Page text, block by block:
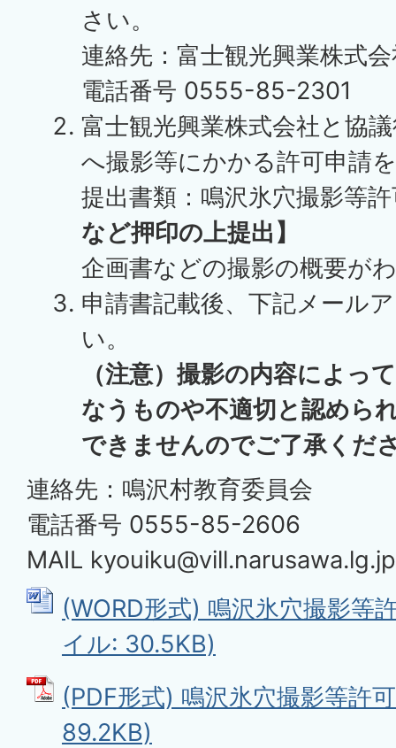
さい。
連絡先：富士観光興業株式
電話番号 0555-85-2301
富士観光興業株式会社と協
へ撮影等にかかる許可申請
提出書類：鳴沢氷穴撮影等
など押印の上提出】
企画書などの撮影の概要が
申請書記載後、下記メール
い。
（注意）撮影の内容によっ
なうものや不適切と認めら
できませんのでご了承くだ
連絡先：鳴沢村教育委員会
電話番号 0555-85-2606
MAIL kyouiku@vill.narusawa.lg.jp
(WORD形式) 鳴沢氷穴撮影等
イル: 30.5KB)
(PDF形式) 鳴沢氷穴撮影等許
89.2KB)